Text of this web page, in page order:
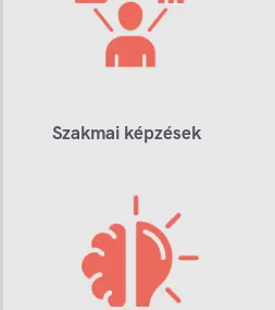
Szakmai képzések